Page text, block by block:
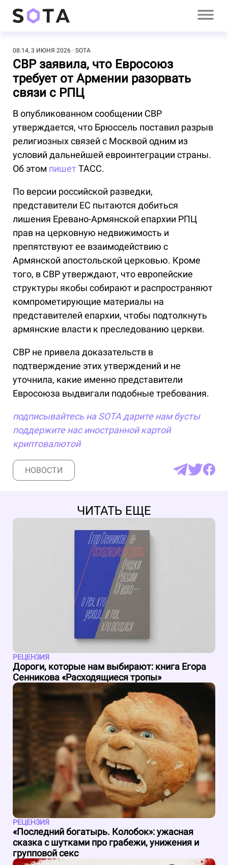
08:14, 3 ИЮНЯ 2026 SOTA
СВР заявила, что Евросоюз
требует от Армении разорвать
связи с РПЦ
В опубликованном сообщении СВР
утверждается, что Брюссель поставил разрыв
религиозных связей с Москвой одним из
условий дальнейшей евроинтеграции страны.
Об этом пишетТАСС.
По версии российской разведки,
представители ЕС пытаются добиться
лишения Еревано-Армянской епархии РПЦ
прав на церковную недвижимость и
препятствуют ее взаимодействию с
Армянской апостольской церковью. Кроме
того, в СВР утверждают, что европейские
структуры якобы собирают и распространяют
компрометирующие материалы на
представителей епархии, чтобы подтолкнуть
армянские власти к преследованию церкви.
СВР не привела доказательств в
подтверждение этих утверждений и не
уточнила, какие именно представители
Евросоюза выдвигали подобные требования.
подписывайтесь на SOTA дарите нам бусты
поддержите нас иностранной картой
криптовалютой
НОВОСТИ
ЧИТАТЬ ЕЩЕ
РЕЦЕНЗИЯ
Дороги, которые нам выбирают: книга Егора
Сенникова «Расходящиеся тропы»
РЕЦЕНЗИЯ
«Последний богатырь. Колобок»: ужасная
сказка с шутками про грабежи, унижения и
групповой секс